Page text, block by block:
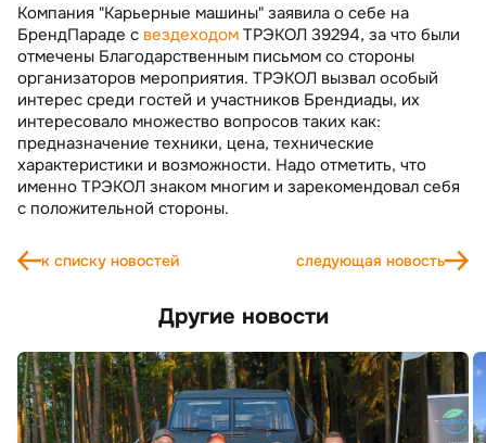
Компания "Карьерные машины" заявила о себе на
БрендПараде с вездеходом ТРЭКОЛ 39294, за что были
отмечены Благодарственным письмом со стороны
организаторов мероприятия. ТРЭКОЛ вызвал особый
интерес среди гостей и участников Брендиады, их
интересовало множество вопросов таких как:
предназначение техники, цена, технические
характеристики и возможности. Надо отметить, что
именно ТРЭКОЛ знаком многим и зарекомендовал себя
с положительной стороны.
к списку новостей следующая новость
Другие новости